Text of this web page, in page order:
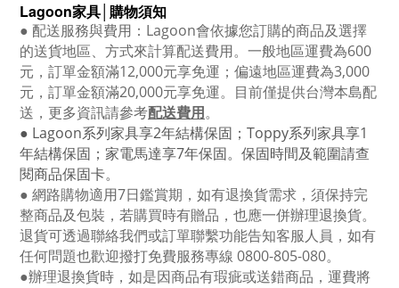
Lagoon家具│購物須知
● 配送服務與費用： Lagoon會依據您訂購的商品及選擇
的送貨地區、方式來計算配送費用。一般地區運費為600
元，訂單金額滿12,000元享免運；偏遠地區運費為3,000
元，訂單金額滿20,000元享免運。目前僅提供台灣本島配
送，更多資訊請參考配送費用。
● Lagoon系列家具享2年結構保固； Toppy系列家具享1
年結構保固；家電馬達享7年保固。保固時間及範圍請查
閱商品保固卡。
● 網路購物適用7日鑑賞期，如有退換貨需求，須保持完
整商品及包裝，若購買時有贈品，也應一併辦理退換貨。
退貨可透過聯絡我們或訂單聯繫功能告知客服人員，如有
任何問題也歡迎撥打免費服務專線 0800-805-080。
●辦理退換貨時，如是因商品有瑕疵或送錯商品，運費將